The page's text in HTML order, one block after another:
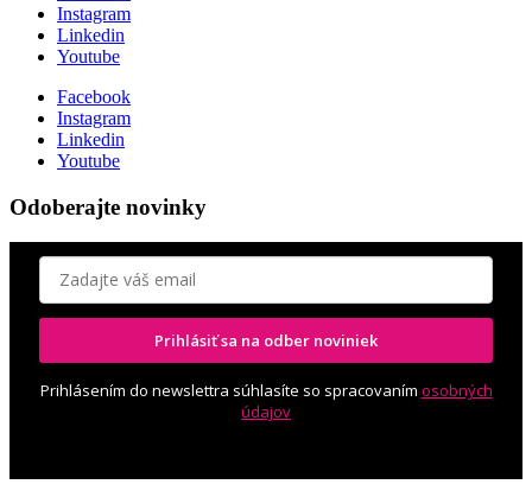
Instagram
Linkedin
Youtube
Facebook
Instagram
Linkedin
Youtube
Odoberajte novinky
Prihlásiť sa na odber noviniek
Prihlásením do newslettra súhlasíte so spracovaním osobných
údajov